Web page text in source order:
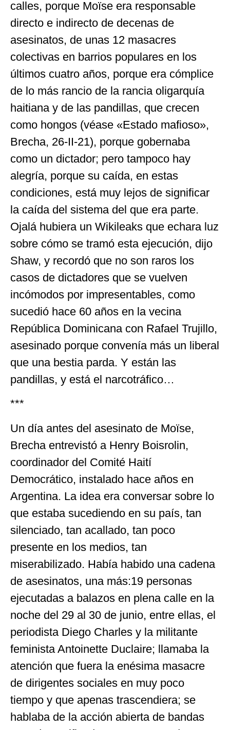
calles, porque Moïse era responsable
directo e indirecto de decenas de
asesinatos, de unas 12 masacres
colectivas en barrios populares en los
últimos cuatro años, porque era cómplice
de lo más rancio de la rancia oligarquía
haitiana y de las pandillas, que crecen
como hongos (véase «Estado mafioso»,
Brecha, 26-II-21), porque gobernaba
como un dictador; pero tampoco hay
alegría, porque su caída, en estas
condiciones, está muy lejos de significar
la caída del sistema del que era parte.
Ojalá hubiera un Wikileaks que echara luz
sobre cómo se tramó esta ejecución, dijo
Shaw, y recordó que no son raros los
casos de dictadores que se vuelven
incómodos por impresentables, como
sucedió hace 60 años en la vecina
República Dominicana con Rafael Trujillo,
asesinado porque convenía más un liberal
que una bestia parda. Y están las
pandillas, y está el narcotráfico…
***
Un día antes del asesinato de Moïse,
Brecha entrevistó a Henry Boisrolin,
coordinador del Comité Haití
Democrático, instalado hace años en
Argentina. La idea era conversar sobre lo
que estaba sucediendo en su país, tan
silenciado, tan acallado, tan poco
presente en los medios, tan
miserabilizado. Había habido una cadena
de asesinatos, una más:19 personas
ejecutadas a balazos en plena calle en la
noche del 29 al 30 de junio, entre ellas, el
periodista Diego Charles y la militante
feminista Antoinette Duclaire; llamaba la
atención que fuera la enésima masacre
de dirigentes sociales en muy poco
tiempo y que apenas trascendiera; se
hablaba de la acción abierta de bandas